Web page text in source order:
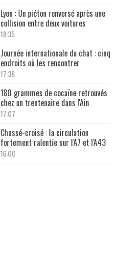
Lyon : Un piéton renversé après une
collision entre deux voitures
18:35
Journée internationale du chat : cinq
endroits où les rencontrer
17:38
180 grammes de cocaïne retrouvés
chez un trentenaire dans l'Ain
17:07
Chassé-croisé : la circulation
fortement ralentie sur l'A7 et l'A43
16:00